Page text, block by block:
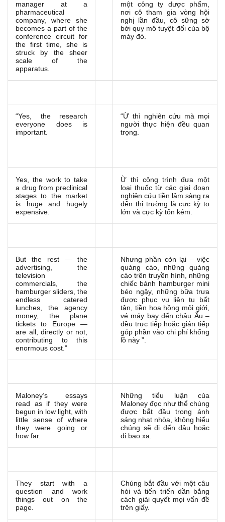
manager at a
pharmaceutical
company, where she
becomes a part of the
conference circuit for
the first time, she is
struck by the sheer
scale of the
apparatus.
một công ty dược phẩm,
nơi cô tham gia vòng hội
nghị lần đầu, cô sững sờ
bởi quy mô tuyệt đối của bộ
máy đó.
“Yes, the research
everyone does is
important.
“Ừ thì nghiên cứu mà mọi
người thực hiện đều quan
trọng.
Yes, the work to take
a drug from preclinical
stages to the market
is huge and hugely
expensive.
Ừ thì công trình đưa một
loại thuốc từ các giai đoạn
nghiên cứu tiền lâm sàng ra
đến thị trường là cực kỳ to
lớn và cực kỳ tốn kém.
But the rest — the
advertising, the
television
commercials, the
hamburger sliders, the
endless catered
lunches, the agency
money, the plane
tickets to Europe —
are all, directly or not,
contributing to this
enormous cost.”
Nhưng phần còn lại – việc
quảng cáo, những quảng
cáo trên truyền hình, những
chiếc bánh hamburger mini
béo ngậy, những bữa trưa
được phục vụ liên tu bất
tận, tiền hoa hồng môi giới,
vé máy bay đến châu Âu –
đều trực tiếp hoặc gián tiếp
góp phần vào chi phí khổng
lồ này ”.
Maloney’s essays
read as if they were
begun in low light, with
little sense of where
they were going or
how far.
Những tiểu luận của
Maloney đọc như thể chúng
được bắt đầu trong ánh
sáng nhạt nhòa, không hiểu
chúng sẽ đi đến đâu hoặc
đi bao xa.
They start with a
question and work
things out on the
page.
Chúng bắt đầu với một câu
hỏi và tiến triển dần bằng
cách giải quyết mọi vấn đề
trên giấy.